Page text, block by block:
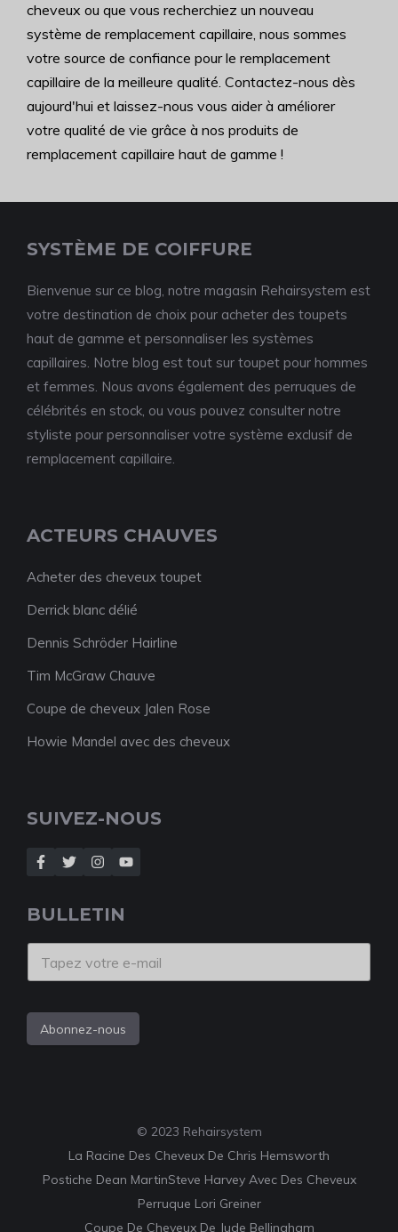
cheveux ou que vous recherchiez un nouveau
système de remplacement capillaire, nous sommes
votre source de confiance pour le remplacement
capillaire de la meilleure qualité. Contactez-nous dès
aujourd'hui et laissez-nous vous aider à améliorer
votre qualité de vie grâce à nos produits de
remplacement capillaire haut de gamme !
SYSTÈME DE COIFFURE
Bienvenue sur ce blog, notre magasin Rehairsystem est
votre destination de choix pour acheter des toupets
haut de gamme et personnaliser les systèmes
capillaires. Notre blog est tout sur toupet pour hommes
et femmes. Nous avons également des perruques de
célébrités en stock, ou vous pouvez consulter notre
styliste pour personnaliser votre système exclusif de
remplacement capillaire.
ACTEURS CHAUVES
Acheter des cheveux toupet
Derrick blanc délié
Dennis Schröder Hairline
Tim McGraw Chauve
Coupe de cheveux Jalen Rose
Howie Mandel avec des cheveux
SUIVEZ-NOUS
BULLETIN
Abonnez-nous
© 2023 Rehairsystem
La Racine Des Cheveux De Chris Hemsworth
Postiche Dean MartinSteve Harvey Avec Des Cheveux
Perruque Lori Greiner
Coupe De Cheveux De Jude Bellingham